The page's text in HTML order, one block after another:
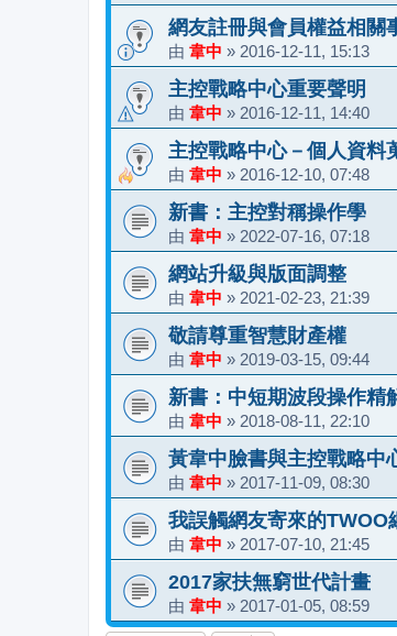
網友註冊與會員權益相關
由 韋中 » 2016-12-11, 15:13
主控戰略中心重要聲明
由 韋中 » 2016-12-11, 14:40
主控戰略中心－個人資料
由 韋中 » 2016-12-10, 07:48
新書：主控對稱操作學
由 韋中 » 2022-07-16, 07:18
網站升級與版面調整
由 韋中 » 2021-02-23, 21:39
敬請尊重智慧財產權
由 韋中 » 2019-03-15, 09:44
新書：中短期波段操作精
由 韋中 » 2018-08-11, 22:10
黃韋中臉書與主控戰略中
由 韋中 » 2017-11-09, 08:30
我誤觸網友寄來的
由 韋中 » 2017-07-10, 21:45
2017家扶無窮世代計畫
由 韋中 » 2017-01-05, 08:59